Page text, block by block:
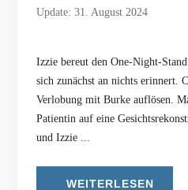
Update: 31. August 2024
Izzie bereut den One-Night-
sich zunächst an nichts erinnert.
Verlobung mit Burke auflösen.
Patientin auf eine
und Izzie ...
WEITERLESEN